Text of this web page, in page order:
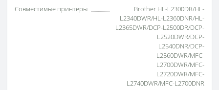
Совместимые принтеры
Brother HL-L2300DR/HL-
L2340DWR/HL-L2360DNR/HL-
L2365DWR/DCP-L2500DR/DCP-
L2520DWR/DCP-
L2540DNR/DCP-
L2560DWR/MFC-
L2700DWR/MFC-
L2720DWR/MFC-
L2740DWR/MFC-L2700DNR